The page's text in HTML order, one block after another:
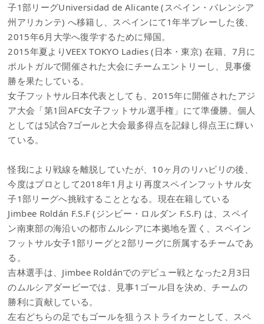
子1部リーグUniversidad de Alicante (スペイン・バレンシア
州アリカンテ) へ移籍し、スペインにて1年半プレーした後、
2015年6月大学へ復学するために帰国。
2015年夏よりVEEX TOKYO Ladies (日本・東京) 在籍、7月に
ポルトガルで開催された大会にチームエントリーし、見事優
勝を果たしている。
女子フットサル日本代表としても、2015年に開催されたアジ
ア大会「第1回AFC女子フットサル選手権」にて準優勝。個人
としては5試合7ゴールと大会最多得点を記録し得点王に輝い
ている。
怪我により戦線を離脱していたが、10ヶ月のリハビリの後、
今度はプロとして2018年1月より再度スペインフットサル女
子1部リーグへ挑戦することとなる。現在在籍している
Jimbee Roldán F.S.F (ジンビー・ロルダン F.S.F) は、スペイ
ン南東部の海沿いの都市ムルシアに本拠地を置く、スペイン
フットサル女子1部リーグと2部リーグに所属するチームであ
る。
吉林選手は、Jimbee Roldánでのデビュー戦となった2月3日
のムルシアダービーでは、見事1ゴール目を決め、チームの
勝利に貢献している。
左右どちらの足でもゴールを狙うストライカーとして、スペ